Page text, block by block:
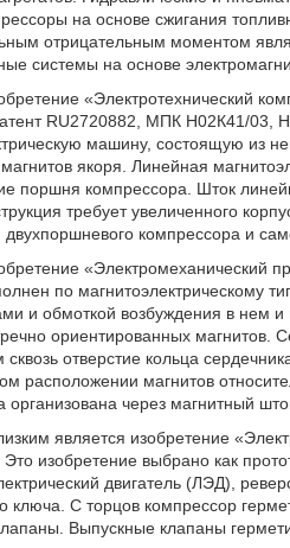
на основе сжигания
отрицательным моментом
системы на основе
«Электротехнический
RU2720882, МПК Н02К41/03,
машину, состоящую из
якоря. Линейная
поршня компрессора. Шток
требует увеличенного
компрессора и
«Электромеханический
по магнитоэлектрическому
и обмоткой возбуждения в нем
ориентированных магнитов.
отверстие кольца
расположении магнитов
организована через магнитный
является изобретение
изобретение выбрано как
двигатель (ЛЭД),
ключа. С торцов компрессор
Выпускные клапаны